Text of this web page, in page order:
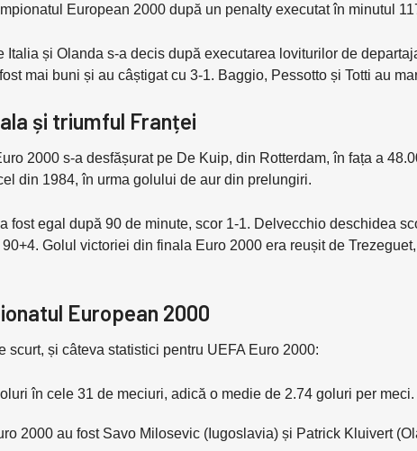
European 2000 după un penalty executat în minutul
Italia și Olanda s-a decis după executarea loviturilor de
mai buni și au câștigat cu 3-1. Baggio, Pessotto și Totti au
și triumful Franței
2000 s-a desfășurat pe De Kuip, din Rotterdam, în fața a
din 1984, în urma golului de aur din prelungiri.
fost egal după 90 de minute, scor 1-1. Delvecchio deschidea
Golul victoriei din finala Euro 2000 era reușit de
European 2000
scurt, și câteva statistici pentru UEFA Euro 2000:
în cele 31 de meciuri, adică o medie de 2.74 goluri per meci.
2000 au fost Savo Milosevic (Iugoslavia) și Patrick Kluivert